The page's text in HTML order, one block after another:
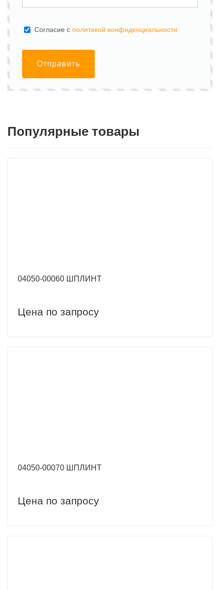
Cогласие с политикой конфиденциальности
Отправить
Популярные товары
04050-00060 ШПЛИНТ
Цена по запросу
04050-00070 ШПЛИНТ
Цена по запросу